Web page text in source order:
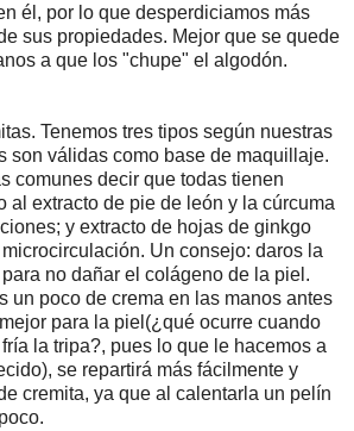
él, por lo que desperdiciamos más
sus propiedades. Mejor que se quede
a que los "chupe" el algodón.
Tenemos tres tipos según nuestras
son válidas como base de maquillaje.
comunes decir que todas tienen
al extracto de pie de león y la cúrcuma
y extracto de hojas de ginkgo
Un consejo: daros la
no dañar el colágeno de la piel.
un poco de crema en las manos antes
para la piel(¿qué ocurre cuando
la tripa?, pues lo que le hacemos a
se repartirá más fácilmente y
cremita, ya que al calentarla un pelín